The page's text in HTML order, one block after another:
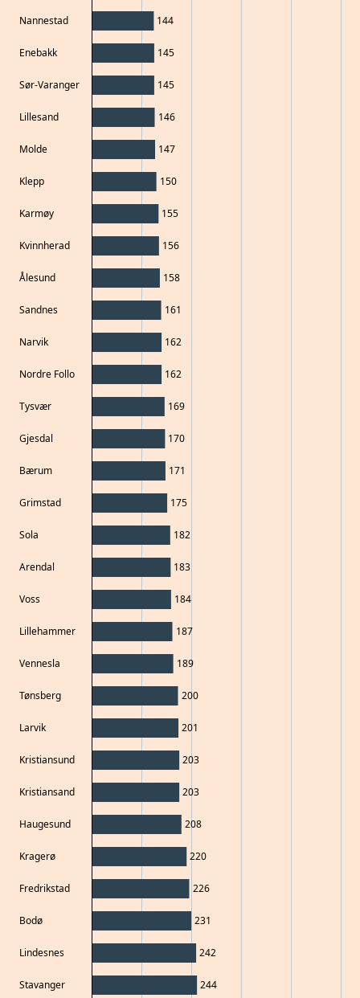
Nannestad
Enebakk
Sør-Varanger
Lillesand
Molde
Klepp
Karmøy
Kvinnherad
Ålesund
Sandnes
Narvik
Nordre Follo
Tysvær
Gjesdal
Bærum
Grimstad
Sola
Arendal
Voss
Lillehammer
Vennesla
Tønsberg
Larvik
Kristiansund
Kristiansand
Haugesund
Kragerø
Fredrikstad
Bodø
Lindesnes
Stavanger
144
145
145
146
147
150
155
156
158
161
162
162
169
170
171
175
182
183
184
187
189
200
201
203
203
208
220
226
231
242
244